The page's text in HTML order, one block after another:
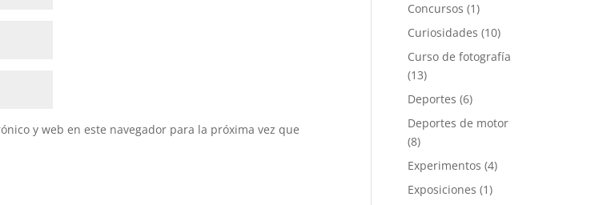
y web en este navegador para la próxima vez que
Concursos (1)
Curiosidades (10)
Curso de fotografía
(13)
Deportes (6)
Deportes de motor
(8)
Experimentos (4)
Exposiciones (1)